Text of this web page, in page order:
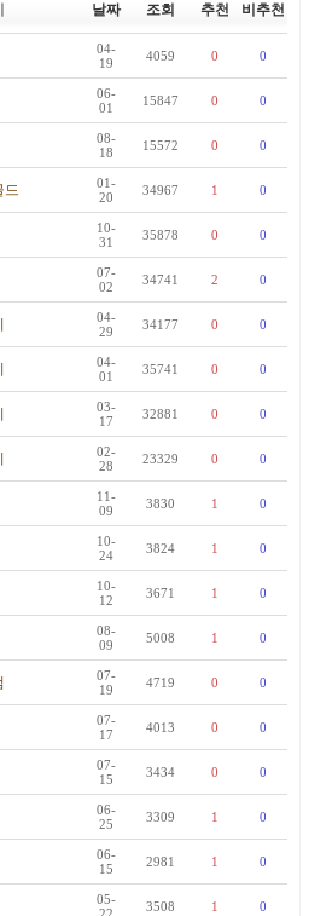
날짜 조회 추천 비추천
04-
19
4059 0 0
06-
01
15847 0 0
08-
18
15572 0 0
드
01-
20
34967 1 0
10-
31
35878 0 0
07-
02
34741 2 0
04-
29
34177 0 0
04-
01
35741 0 0
03-
17
32881 0 0
02-
28
23329 0 0
11-
09
3830 1 0
10-
24
3824 1 0
10-
12
3671 1 0
08-
09
5008 1 0
07-
19
4719 0 0
07-
17
4013 0 0
07-
15
3434 0 0
06-
25
3309 1 0
06-
15
2981 1 0
05-
3508 1 0